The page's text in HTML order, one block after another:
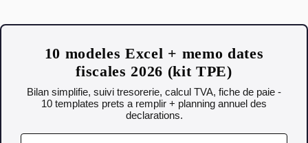
10 modeles Excel + memo dates
fiscales 2026 (kit TPE)
Bilan simplifie, suivi tresorerie, calcul TVA, fiche de paie -
10 templates prets a remplir + planning annuel des
declarations.